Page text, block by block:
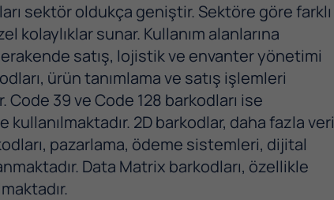
sektör oldukça geniştir. Sektöre göre farklı
sunar. Kullanım alanlarına
satış, lojistik ve envanter yönetimi
ürün tanımlama ve satış işlemleri
39 ve Code 128 barkodları ise
2D barkodlar, daha fazla veri
pazarlama, ödeme sistemleri, dijital
Data Matrix barkodları, özellikle